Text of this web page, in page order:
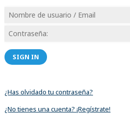
SIGN IN
¿Has olvidado tu contraseña?
¿No tienes una cuenta? ¡Regístrate!